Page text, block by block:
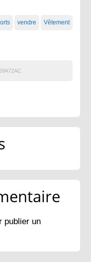
vendre Vêtement
publier un